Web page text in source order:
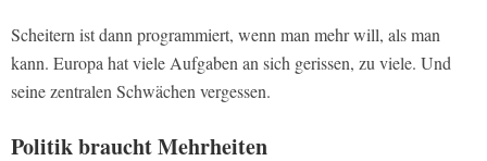
Scheitern ist dann programmiert, wenn man mehr will, als man
kann. Europa hat viele Aufgaben an sich gerissen, zu viele. Und
seine zentralen Schwächen vergessen.
Politik braucht Mehrheiten